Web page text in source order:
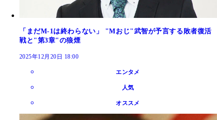
「まだM-1は終わらない」 "Mおじ"武智が予言する敗者復活
戦と"第3章"の狼煙
2025年12月20日 18:00
エンタメ
人気
オススメ